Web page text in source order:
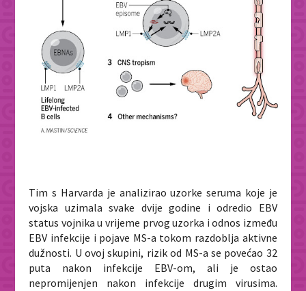
Tim s Harvarda je analizirao uzorke seruma koje je
vojska uzimala svake dvije godine i odredio EBV
status vojnika u vrijeme prvog uzorka i odnos između
EBV infekcije i pojave MS-a tokom razdoblja aktivne
dužnosti. U ovoj skupini, rizik od MS-a se povećao 32
puta nakon infekcije EBV-om, ali je ostao
nepromijenjen nakon infekcije drugim virusima.